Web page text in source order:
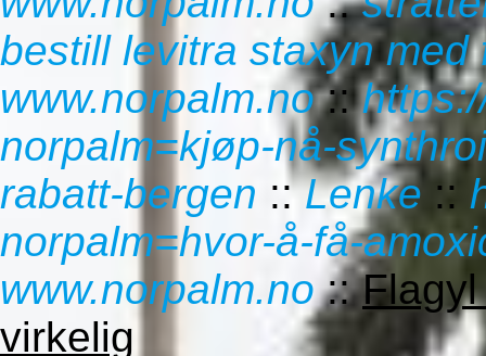
bestill levitra staxyn med
www.norpalm.no::
norpalm=kjøp-nå-
rabatt-bergen ::Lenke ::
norpalm=hvor-å-få-
www.norpalm.no::
virkelig